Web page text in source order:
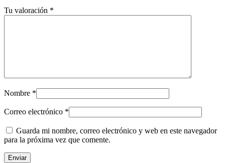
Tu valoración *
Nombre *
Correo electrónico *
Guarda mi nombre, correo electrónico y web en este navegador
para la próxima vez que comente.